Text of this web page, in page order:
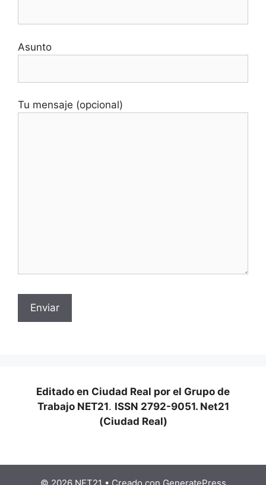
Asunto
Tu mensaje (opcional)
Editado en Ciudad Real por el Grupo de
Trabajo NET21. ISSN 2792-9051. Net21
(Ciudad Real)